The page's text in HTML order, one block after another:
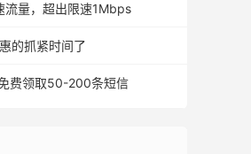
量，超出限速1Mbps
的抓紧时间了
费领取50-200条短信